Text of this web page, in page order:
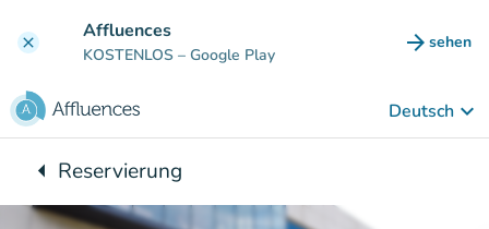
clear Affluences
KOSTENLOS – Google Play arrow_forward sehen
(new
Deutsch keyboard_arrow_down
arrow_leftZurück zu:
Reservierung